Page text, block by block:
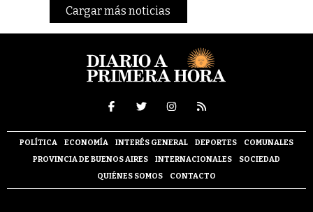
Cargar más noticias
POLÍTICA ECONOMÍA INTERÉS GENERAL DEPORTES
COMUNALES
PROVINCIA DE BUENOS AIRES
INTERNACIONALES
SOCIEDAD
QUIÉNES SOMOS
CONTACTO